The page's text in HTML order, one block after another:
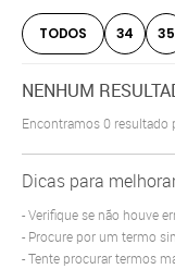
TODOS 34 35
NENHUM
Encontramos0 resultado
Dicas para
Verifique se não houve
Procure por um termo
Tente procurar termos